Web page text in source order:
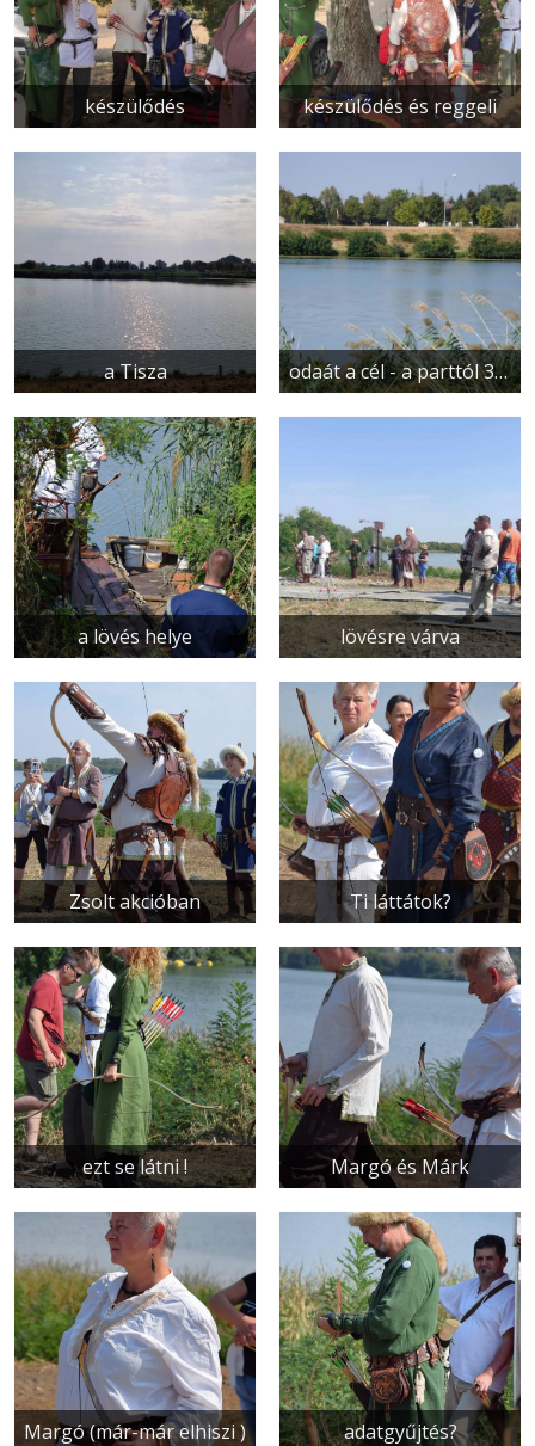
készülődés készülődés és reggeli
a Tisza odaát a cél - a parttól 30 méterre
a lövés helye lövésre várva
Zsolt akcióban Ti láttátok?
ezt se látni ! Margó és Márk
Margó (már-már elhiszi ) adatgyűjtés?